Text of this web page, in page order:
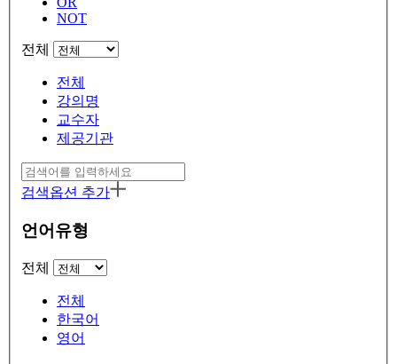
NOT
전체
전체
강의명
교수자
제공기관
검색옵션 추가
언어유형
전체
전체
한국어
영어